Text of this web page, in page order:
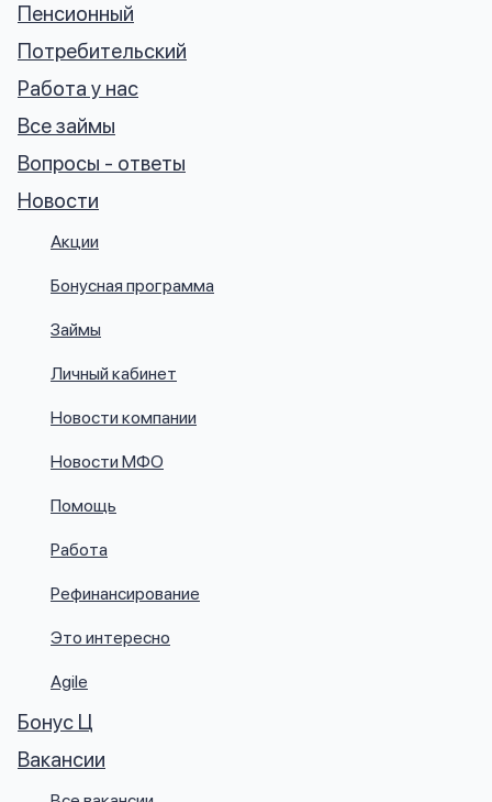
Пенсионный
Потребительский
Работа у нас
Все займы
Вопросы - ответы
Новости
Акции
Бонусная программа
Займы
Личный кабинет
Новости компании
Новости МФО
Помощь
Работа
Рефинансирование
Это интересно
Agile
Бонус Ц
Вакансии
Оформить заявку
Войти под другим номером
Ответы
на
вопросы